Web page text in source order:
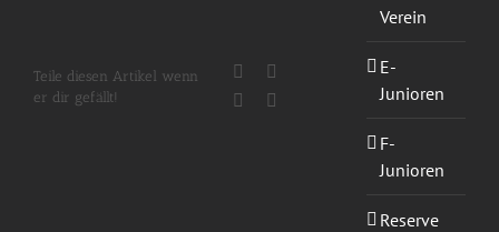
Teile diesen Artikel wenn
er dir gefällt!
Facebook
WhatsApp
Verein
E-
Junioren
F-
Junioren
Reserve